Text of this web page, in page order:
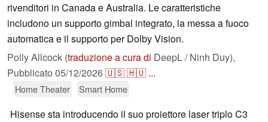
rivenditori in Canada e Australia. Le caratteristiche
includono un supporto gimbal integrato, la messa a fuoco
automatica e il supporto per Dolby Vision.
Polly Allcock (traduzione a cura di DeepL / Ninh Duy),
Pubblicato 05/12/2026🇺🇸🇭🇺 ...
Home Theater Smart Home
Hisense sta introducendo il suo proiettore laser triplo C3